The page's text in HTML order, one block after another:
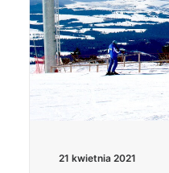
21 kwietnia 2021